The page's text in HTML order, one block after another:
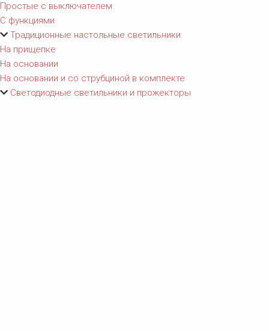
Простые с выключателем
С функциями
Традиционные настольные светильники
На прищепке
На основании
На основании и со струбциной в комплекте
Светодиодные светильники и прожекторы